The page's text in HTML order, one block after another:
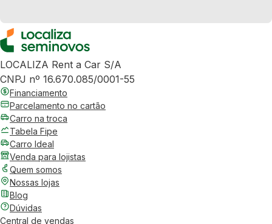
LOCALIZA Rent a Car S/A
CNPJ nº 16.670.085/0001-55
Financiamento
Parcelamento no cartão
Carro na troca
Tabela Fipe
Carro Ideal
Venda para lojistas
Quem somos
Nossas lojas
Blog
Dúvidas
Central de vendas